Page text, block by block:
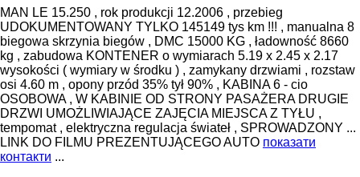
MAN LE 15.250 , rok produkcji 12.2006 , przebieg
UDOKUMENTOWANY TYLKO 145149 tys km !!! , manualna 8
biegowa skrzynia biegów , DMC 15000 KG , ładowność 8660
kg , zabudowa KONTENER o wymiarach 5.19 x 2.45 x 2.17
wysokości ( wymiary w środku ) , zamykany drzwiami , rozstaw
osi 4.60 m , opony przód 35% tył 90% , KABINA 6 - cio
OSOBOWA , W KABINIE OD STRONY PASAŻERA DRUGIE
DRZWI UMOŻLIWIAJĄCE ZAJĘCIA MIEJSCA Z TYŁU ,
tempomat , elektryczna regulacja świateł , SPROWADZONY ...
LINK DO FILMU PREZENTUJĄCEGO AUTO показати
контакти ...